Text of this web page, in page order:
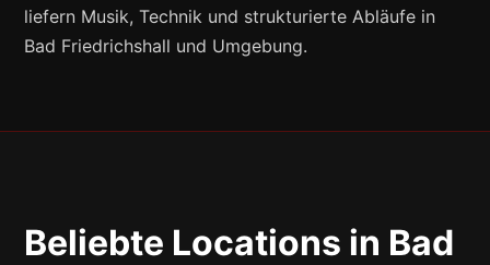
liefern Musik, Technik und strukturierte Abläufe in
Bad Friedrichshall und Umgebung.
Beliebte Locations in Bad